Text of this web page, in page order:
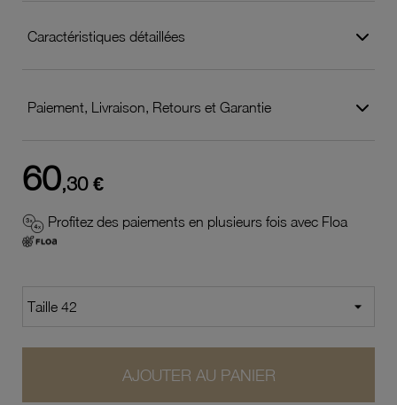
Caractéristiques détaillées
Paiement, Livraison, Retours et Garantie
60,30 €
Profitez des paiements en plusieurs fois avec Floa
AJOUTER AU PANIER